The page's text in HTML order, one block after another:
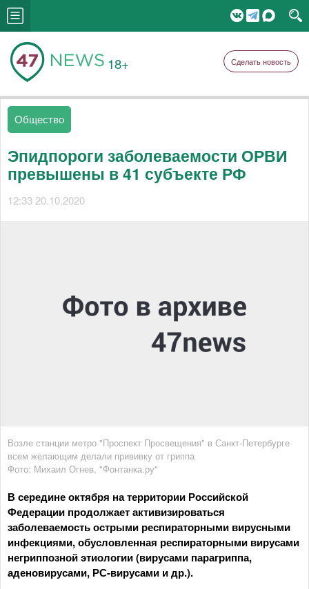
18+ Сделать новость
Общество
Эпидпороги заболеваемости ОРВИ
превышены в 41 субъекте РФ
12:33 20.10.2020
Возле станции метро "Проспект Просвещения" в Санкт-Петербурге
всем желающим делали прививку от гриппа
Фото: Михаил Огнев, "Фонтанка.ру"
В середине октября на территории Российской
Федерации продолжает активизироваться
заболеваемость острыми респираторными вирусными
инфекциями, обусловленная респираторными вирусами
негриппозной этиологии (вирусами парагриппа,
аденовирусами, РС-вирусами и др.).